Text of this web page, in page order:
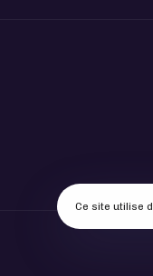
Ce site utilise